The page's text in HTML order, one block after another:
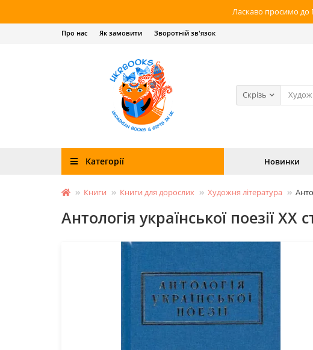
Ласкаво просимо до
Про нас Як замовити Зворотній зв'язок
Скрізь
Категорії Новинки
Книги Книги для дорослих Художня література
Антологія української поезії ХХ